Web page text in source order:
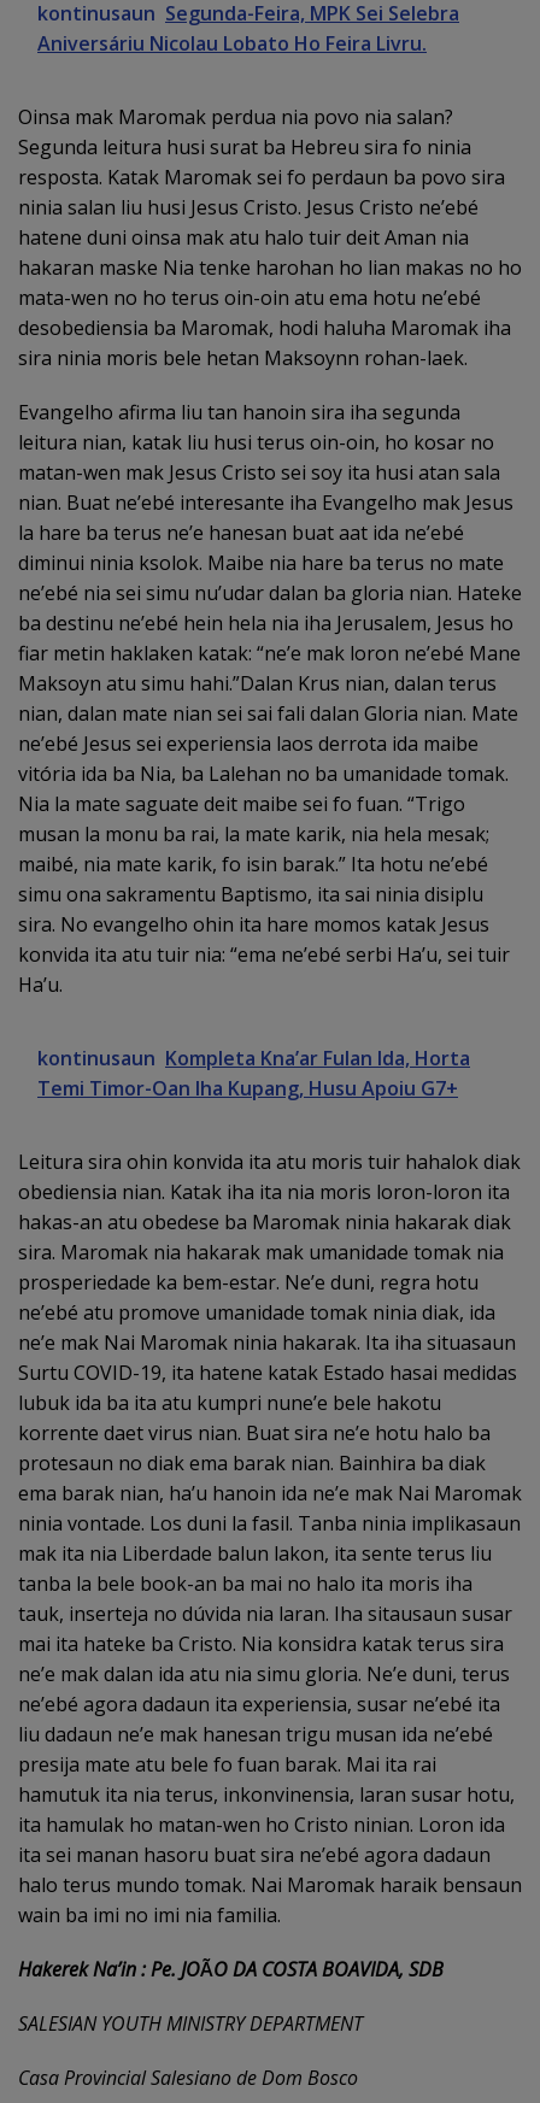
kontinusaun Segunda-Feira, MPK Sei Selebra
Aniversáriu Nicolau Lobato Ho Feira Livru.
Oinsa mak Maromak perdua nia povo nia salan?
Segunda leitura husi surat ba Hebreu sira fo ninia
resposta. Katak Maromak sei fo perdaun ba povo sira
ninia salan liu husi Jesus Cristo. Jesus Cristo ne’ebé
hatene duni oinsa mak atu halo tuir deit Aman nia
hakaran maske Nia tenke harohan ho lian makas no ho
mata-wen no ho terus oin-oin atu ema hotu ne’ebé
desobediensia ba Maromak, hodi haluha Maromak iha
sira ninia moris bele hetan Maksoynn rohan-laek.
Evangelho afirma liu tan hanoin sira iha segunda
leitura nian, katak liu husi terus oin-oin, ho kosar no
matan-wen mak Jesus Cristo sei soy ita husi atan sala
nian. Buat ne’ebé interesante iha Evangelho mak Jesus
la hare ba terus ne’e hanesan buat aat ida ne’ebé
diminui ninia ksolok. Maibe nia hare ba terus no mate
ne’ebé nia sei simu nu’udar dalan ba gloria nian. Hateke
ba destinu ne’ebé hein hela nia iha Jerusalem, Jesus ho
fiar metin haklaken katak: “ne’e mak loron ne’ebé Mane
Maksoyn atu simu hahi.”Dalan Krus nian, dalan terus
nian, dalan mate nian sei sai fali dalan Gloria nian. Mate
ne’ebé Jesus sei experiensia laos derrota ida maibe
vitória ida ba Nia, ba Lalehan no ba umanidade tomak.
Nia la mate saguate deit maibe sei fo fuan. “Trigo
musan la monu ba rai, la mate karik, nia hela mesak;
maibé, nia mate karik, fo isin barak.” Ita hotu ne’ebé
simu ona sakramentu Baptismo, ita sai ninia disiplu
sira. No evangelho ohin ita hare momos katak Jesus
konvida ita atu tuir nia: “ema ne’ebé serbi Ha’u, sei tuir
Ha’u.
kontinusaun Kompleta Kna’ar Fulan Ida, Horta
Temi Timor-Oan Iha Kupang, Husu Apoiu G7+
Leitura sira ohin konvida ita atu moris tuir hahalok diak
obediensia nian. Katak iha ita nia moris loron-loron ita
hakas-an atu obedese ba Maromak ninia hakarak diak
sira. Maromak nia hakarak mak umanidade tomak nia
prosperiedade ka bem-estar. Ne’e duni, regra hotu
ne’ebé atu promove umanidade tomak ninia diak, ida
ne’e mak Nai Maromak ninia hakarak. Ita iha situasaun
Surtu COVID-19, ita hatene katak Estado hasai medidas
lubuk ida ba ita atu kumpri nune’e bele hakotu
korrente daet virus nian. Buat sira ne’e hotu halo ba
protesaun no diak ema barak nian. Bainhira ba diak
ema barak nian, ha’u hanoin ida ne’e mak Nai Maromak
ninia vontade. Los duni la fasil. Tanba ninia implikasaun
mak ita nia Liberdade balun lakon, ita sente terus liu
tanba la bele book-an ba mai no halo ita moris iha
tauk, inserteja no dúvida nia laran. Iha sitausaun susar
mai ita hateke ba Cristo. Nia konsidra katak terus sira
ne’e mak dalan ida atu nia simu gloria. Ne’e duni, terus
ne’ebé agora dadaun ita experiensia, susar ne’ebé ita
liu dadaun ne’e mak hanesan trigu musan ida ne’ebé
presija mate atu bele fo fuan barak. Mai ita rai
hamutuk ita nia terus, inkonvinensia, laran susar hotu,
ita hamulak ho matan-wen ho Cristo ninian. Loron ida
ita sei manan hasoru buat sira ne’ebé agora dadaun
halo terus mundo tomak. Nai Maromak haraik bensaun
wain ba imi no imi nia familia.
Hakerek Na’in : Pe. JOÃO DA COSTA BOAVIDA, SDB
SALESIAN YOUTH MINISTRY DEPARTMENT
Casa Provincial Salesiano de Dom Bosco